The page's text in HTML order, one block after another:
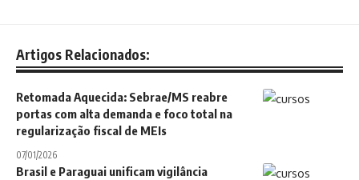
Artigos Relacionados:
Retomada Aquecida: Sebrae/MS reabre
portas com alta demanda e foco total na
regularização fiscal de MEIs
07/01/2026
Brasil e Paraguai unificam vigilância